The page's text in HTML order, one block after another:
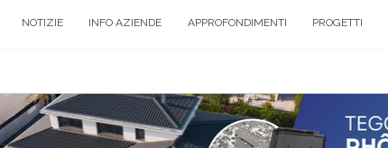
NOTIZIE INFO AZIENDE APPROFONDIMENTI PROGETTI